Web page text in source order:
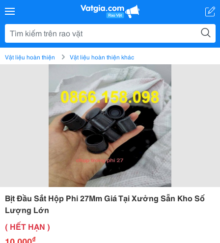
Vật liệu hoàn thiện Vật liệu hoàn thiện khác
Bịt Đầu Sắt Hộp Phi 27Mm Giá Tại Xưởng Sẵn Kho Số
Lượng Lớn
( HẾT HẠN )
₫